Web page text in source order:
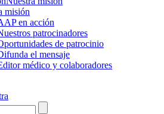
misión
en acción
patrocinadores
de patrocinio
el mensaje
médico y colaboradores